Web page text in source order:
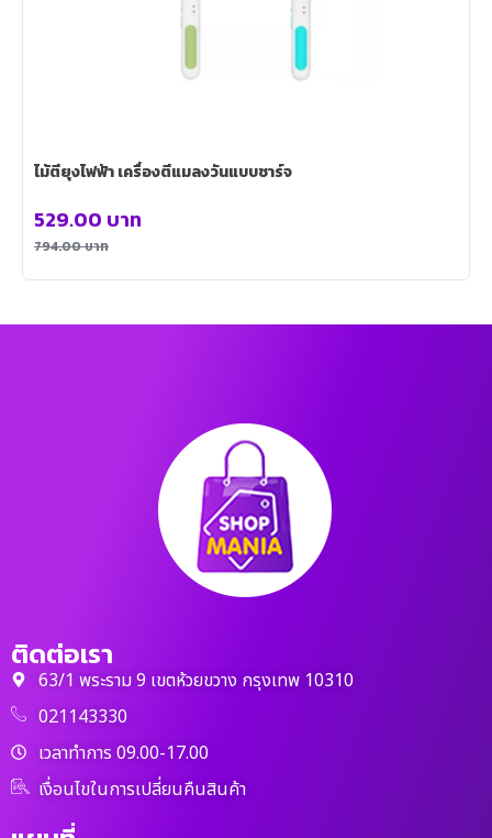
ไม้ตียุงไฟฟ้า เครื่องตีแมลงวันแบบชาร์จ
794.00บาท
529.00 บาท
ติดต่อเรา
63/1 พระราม 9 เขตห้วยขวาง กรุงเทพ 10310
021143330
เวลาทำการ 09.00-17.00
เงื่อนไขในการเปลี่ยนคืนสินค้า